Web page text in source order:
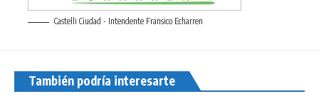
Castelli Ciudad - Intendente Fransico Echarren
También podría interesarte